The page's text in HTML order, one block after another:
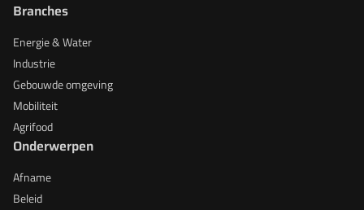
Branches
Energie & Water
Industrie
Gebouwde omgeving
Mobiliteit
Agrifood
Onderwerpen
Afname
Beleid